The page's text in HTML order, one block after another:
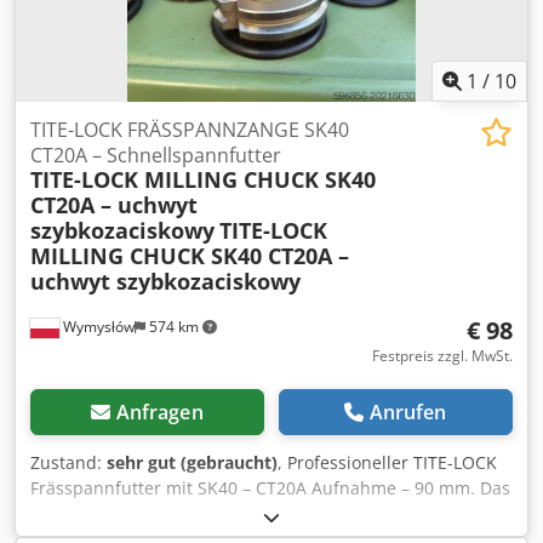
sofort einsatzbereit. Cedoxk T Igopfx Acioha
1 / 10
Wymysłów 574 km
TITE-LOCK FRÄSSPANNZANGE SK40
CT20A – Schnellspannfutter
TITE-LOCK MILLING CHUCK SK40
CT20A – uchwyt
szybkozaciskowyTITE-LOCK
MILLING CHUCK SK40 CT20A –
uchwyt szybkozaciskowy
€ 98
Festpreis zzgl. MwSt.
Anfragen Anrufen
Zustand: sehr gut (gebraucht), Professioneller TITE-LOCK
Frässpannfutter mit SK40 – CT20A Aufnahme – 90 mm. Das
hochwertige Schnellspannsystem TITE-LOCK gewährleistet